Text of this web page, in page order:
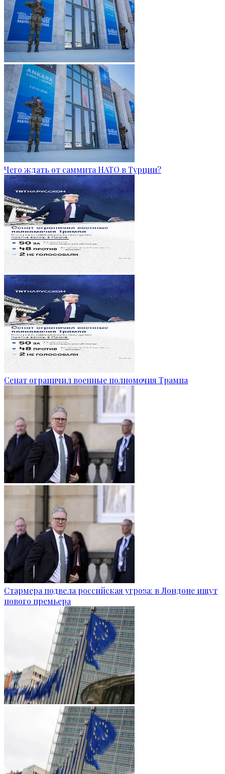
Чего ждать от саммита НАТО в Турции?
Сенат ограничил военные полномочия Трампа
Стармера подвела российская угроза: в Лондоне ищут
нового премьера